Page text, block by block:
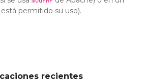
de sesiones en PHP:
está permitido su uso).
recientes